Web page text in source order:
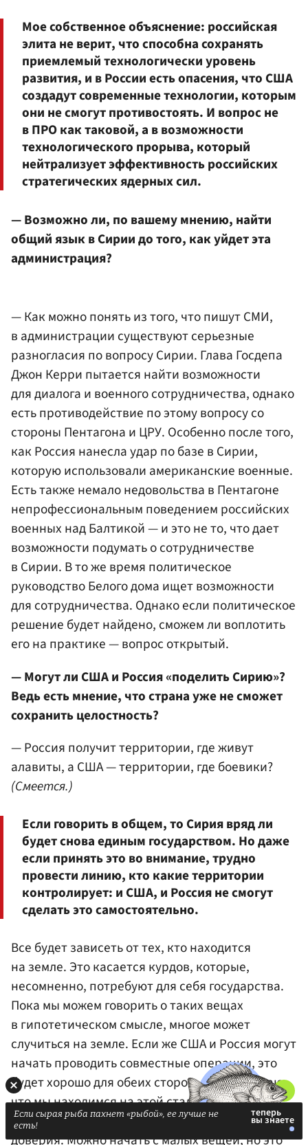
Мое собственное объяснение: российская
элита не верит, что способна сохранять
приемлемый технологически уровень
развития, и в России есть опасения, что США
создадут современные технологии, которым
они не смогут противостоять. И вопрос не
в ПРО как таковой, а в возможности
технологического прорыва, который
нейтрализует эффективность российских
стратегических ядерных сил.
— Возможно ли, по вашему мнению, найти
общий язык в Сирии до того, как уйдет эта
администрация?
— Как можно понять из того, что пишут СМИ,
в администрации существуют серьезные
разногласия по вопросу Сирии. Глава Госдепа
Джон Керри пытается найти возможности
для диалога и военного сотрудничества, однако
есть противодействие по этому вопросу со
стороны Пентагона и ЦРУ. Особенно после того,
как Россия нанесла удар по базе в Сирии,
которую использовали американские военные.
Есть также немало недовольства в Пентагоне
непрофессиональным поведением российских
военных над Балтикой — и это не то, что дает
возможности подумать о сотрудничестве
в Сирии. В то же время политическое
руководство Белого дома ищет возможности
для сотрудничества. Однако если политическое
решение будет найдено, сможем ли воплотить
его на практике — вопрос открытый.
— Могут ли США и Россия «поделить Сирию»?
Ведь есть мнение, что страна уже не сможет
сохранить целостность?
— Россия получит территории, где живут
алавиты, а США — территории, где боевики?
(Смеется.)
Если говорить в общем, то Сирия вряд ли
будет снова единым государством. Но даже
если принять это во внимание, трудно
провести линию, кто какие территории
контролирует: и США, и Россия не смогут
сделать это самостоятельно.
Все будет зависеть от тех, кто находится
на земле. Это касается курдов, которые,
несомненно, потребуют для себя государства.
Пока мы можем говорить о таких вещах
в гипотетическом смысле, многое может
случиться на земле. Если же США и Россия могут
начать проводить совместные операции, это
будет хорошо для обеих сторон, но я не думаю,
что мы находимся на этой стадии отношений.
Для этого нужен определенный уровень
доверия. Можно начать с малых вещей, но это
Если сырая рыба пахнет «рыбой», ее лучше не
есть!